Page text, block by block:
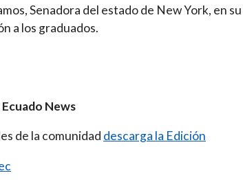
Senadora del estado de New York, en su
a los graduados.
News
de la comunidad descarga la Edición